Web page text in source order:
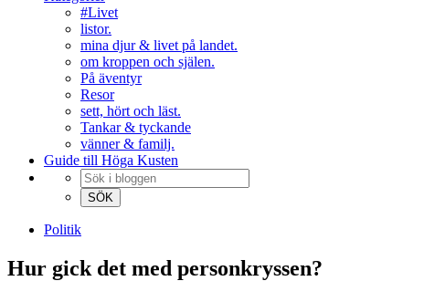
#Livet
listor.
mina djur & livet på landet.
om kroppen och själen.
På äventyr
Resor
sett, hört och läst.
Tankar & tyckande
vänner & familj.
Guide till Höga Kusten
Politik
Hur gick det med personkryssen?